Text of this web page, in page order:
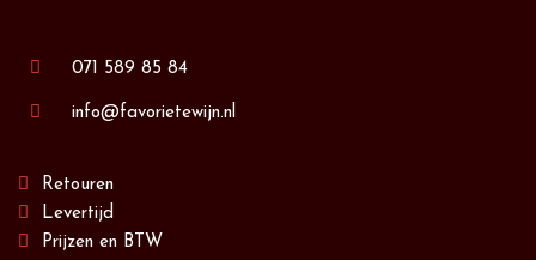
071 589 85 84
info@favorietewijn.nl
Retouren
Levertijd
Prijzen en BTW